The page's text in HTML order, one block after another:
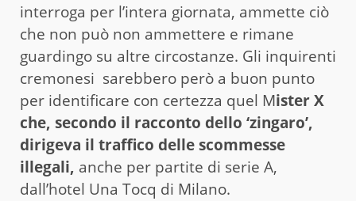
interroga per l’intera giornata, ammette ciò
che non può non ammettere e rimane
guardingo su altre circostanze. Gli inquirenti
cremonesi sarebbero però a buon punto
per identificare con certezza quel Mister X
che, secondo il racconto dello ‘zingaro’,
dirigeva il traffico delle scommesse
illegali, anche per partite di serie A,
dall’hotel Una Tocq di Milano.